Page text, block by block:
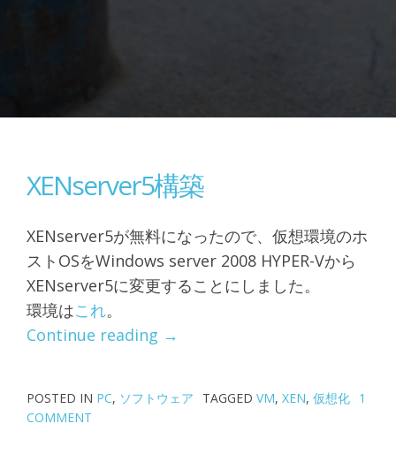
XENserver5構築
XENserver5が無料になったので、仮想環境のホ
ストOSをWindows server 2008 HYPER-Vから
XENserver5に変更することにしました。
環境はこれ。
Continue reading “XENserver5
→
POSTED IN PC, ソフトウェア TAGGED VM, XEN, 仮想化 1
COMMENT